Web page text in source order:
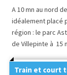
A 10 mn au nord
idéalement placé
région : le parc
de Villepinte à 15
Train et court